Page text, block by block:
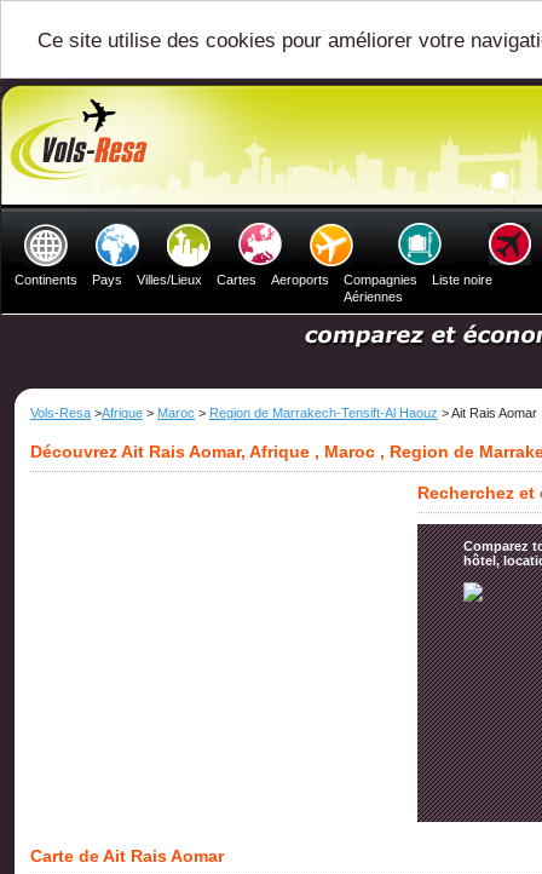
Ce site utilise des cookies pour améliorer votre
Continents Pays Villes/Lieux Cartes Aeroports
Compagnies
Aériennes
Liste noire
Vols-Resa >Afrique > Maroc > Region de Marrakech-Tensift-Al Haouz > Ait Rais Aomar
Découvrez Ait Rais Aomar, Afrique , Maroc , Region de
Recherchez
Comparez
hôtel,
Carte de Ait Rais Aomar